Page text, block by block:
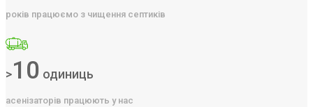
років працюємо з чищення септиків
>10 одиниць
асенізаторів працюють у нас